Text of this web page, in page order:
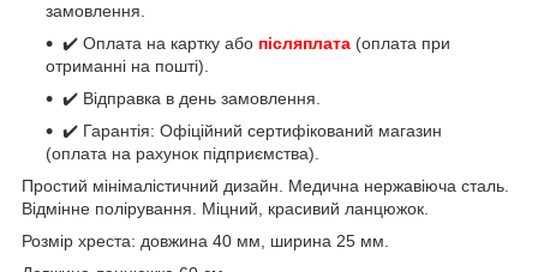
замовлення.
✔️ Оплата на картку або післяплата (оплата при
отриманні на пошті).
✔️ Відправка в день замовлення.
✔️ Гарантія: Офіційний сертифікований магазин
(оплата на рахунок підприємства).
Простий мінімалістичний дизайн. Медична нержавіюча сталь.
Відмінне полірування. Міцний, красивий ланцюжок.
Розмір хреста: довжина 40 мм, ширина 25 мм.